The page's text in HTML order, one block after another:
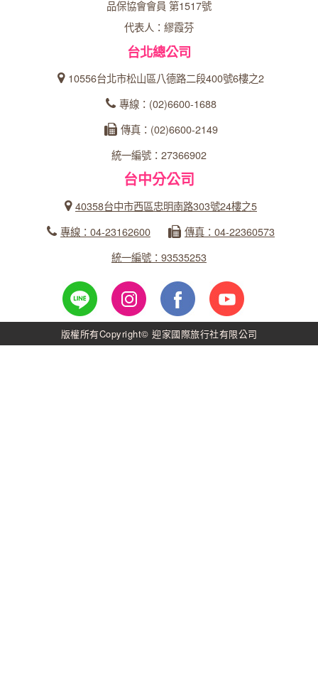
品保協會會員 第1517號
代表人：繆霞芬
台北總公司
10556台北市松山區八德路二段400號6樓之2
專線：(02)6600-1688
傳真：(02)6600-2149
統一編號：27366902
台中分公司
40358台中市西區忠明南路303號24樓之5
專線：04-23162600
傳真：04-22360573
統一編號：93535253
版權所有Copyright© 迎家國際旅行社有限公司